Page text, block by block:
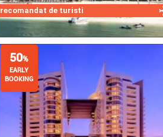
recomandat de turisti
50%
EARLY
BOOKING